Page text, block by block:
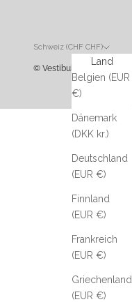
Schweiz (CHF CHF)
Land
Belgien (EUR
€)
Dänemark
(DKK kr.)
Deutschland
(EUR €)
Finnland
(EUR €)
Frankreich
(EUR €)
Griechenland
(EUR €)
© Vestibule